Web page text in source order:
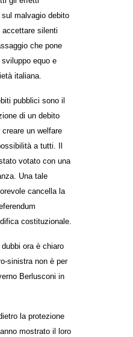
in
sul malvagio debito
accettare silenti
che pone
equo e
italiana.
pubblici sono il
di un debito
un welfare
a tutti.
votato con una
Una tale
cancella la
costituzionale.
ora è chiaro
sinistra non è per
Berlusconi in
la protezione
mostrato il loro